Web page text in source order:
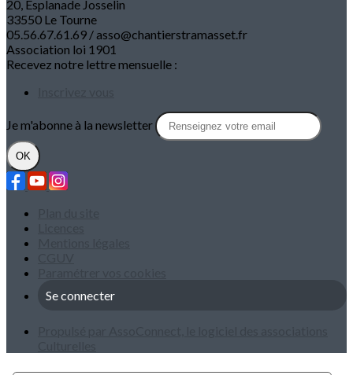
20, Esplanade Josselin
33550 Le Tourne
05.56.67.61.69 / asso@chantierstramasset.fr
Association loi 1901
Recevez notre lettre mensuelle :
Je m'abonne à la newsletter
OK
Se connecter